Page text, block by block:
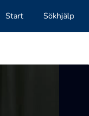
Start Sökhjälp